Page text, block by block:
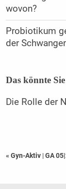
wovon?
Probiotikum
der
Das könnte
Die Rolle der
« Gyn-Aktiv |GA